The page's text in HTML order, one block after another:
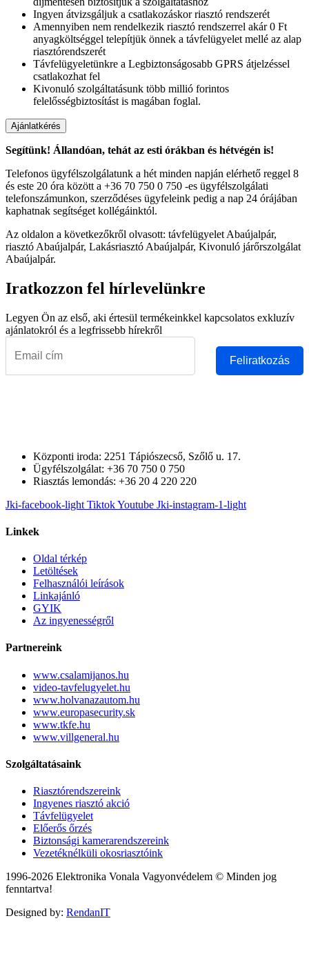
Ingyen átvizsgáljuk a csatlakozáskor riasztó rendszerét
Amennyiben nem rendelkezik riasztó rendszerrel akár 0 Ft
anyagköltséggel telepítjük önnek a távfelügyelet mellé az alap
riasztórendszerét
Távfelügyeletünkre a Legbiztonságosabb GPRS átjelzéssel
csatlakozhat fel
Kivonuló szolgáltatásunk több millió forintos
felelősségbiztosítást is magában foglal.
Segítünk! Állandóan, tehát az esti órákban és hétvégén is!
Telefonos ügyfélszolgálatunk a hét minden napján elérhető reggel 8
és este 20 óra között a +36 70 750 0 750 -es ügyfélszolgálati
telefonszámunkon, szerződéses ügyfeleink pedig a nap 24 órájában
kaphatnak segítséget kollégáinktól.
Az oldalon a következőkről olvasott: távfelügyelet Abaújalpár,
riasztó Abaújalpár, Lakásriasztó Abaújalpár, Kivonuló járőrszolgálat
Abaújalpár.
Iratkozzon fel hírlevelünkre
Legyen Ön az első, aki értesül termékeinkkel kapcsolatos exkluzív
ajánlatokról és a legfrissebb hírekről
Feliratkozás
Központi iroda: 2251 Tápiószecső, Szőlő u. 17.
Ügyfélszolgálat: +36 70 750 0 750
Riasztás lemondás: +36 20 4 220 220
Jki-facebook-light TiktokYoutube Jki-instagram-1-light
Linkek
Oldal térkép
Letöltések
Felhasználói leírások
Linkajánló
GYIK
Az ingyenességről
Partnereink
www.csalamijanos.hu
video-tavfelugyelet.hu
www.holvanazautom.hu
www.europasecurity.sk
www.tkfe.hu
www.villgeneral.hu
Szolgáltatásaink
Riasztórendszereink
Ingyenes riasztó akció
Távfelügyelet
Előerős őrzés
Biztonsági kamerarendszereink
Vezetéknélküli okosriasztóink
1996-2026 Elektronika Vonala Vagyonvédelem © Minden jog
fenntartva!
Designed by: RendanIT